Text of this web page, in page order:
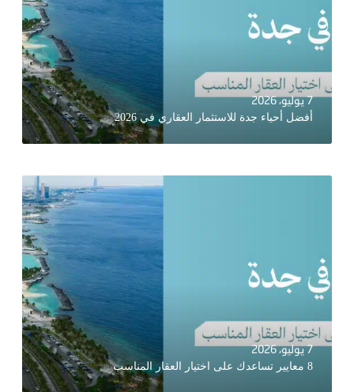
7 يوليو، 2026
أفضل أحياء جدة للاستثمار العقاري في 2026
7 يوليو، 2026
8 معايير تساعدك على اختيار العقار المناسب